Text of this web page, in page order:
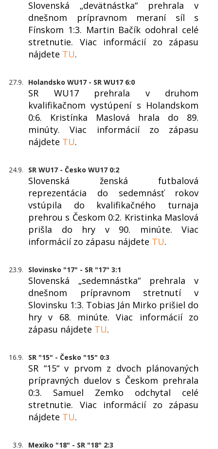
Slovenská „devätnástka“ prehrala v
dnešnom prípravnom meraní síl s
Fínskom 1:3. Martin Bačík odohral celé
stretnutie. Viac informácií zo zápasu
nájdete TU.
27.9. Holandsko WU17 - SR WU17 6:0
SR WU17 prehrala v druhom
kvalifikačnom vystúpení s Holandskom
0:6. Kristínka Maslová hrala do 89.
minúty. Viac informácií zo zápasu
nájdete TU.
24.9. SR WU17 - Česko WU17 0:2
Slovenská ženská futbalová
reprezentácia do sedemnásť rokov
vstúpila do kvalifikačného turnaja
prehrou s Českom 0:2. Kristinka Maslová
prišla do hry v 90. minúte. Viac
informácií zo zápasu nájdete TU.
23.9. Slovinsko "17" - SR "17" 3:1
Slovenská „sedemnástka“ prehrala v
dnešnom prípravnom stretnutí v
Slovinsku 1:3. Tobias Ján Mirko prišiel do
hry v 68. minúte. Viac informácií zo
zápasu nájdete TU.
16.9. SR "15" - Česko "15" 0:3
SR “15“ v prvom z dvoch plánovaných
prípravných duelov s Českom prehrala
0:3. Samuel Zemko odchytal celé
stretnutie. Viac informácií zo zápasu
nájdete TU.
3.9. Mexiko "18" - SR "18" 2:3